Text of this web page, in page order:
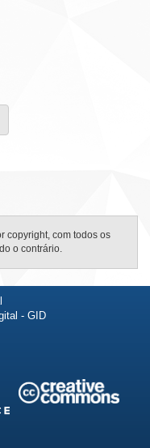
copyright, com todos os
o contrário.
- GID